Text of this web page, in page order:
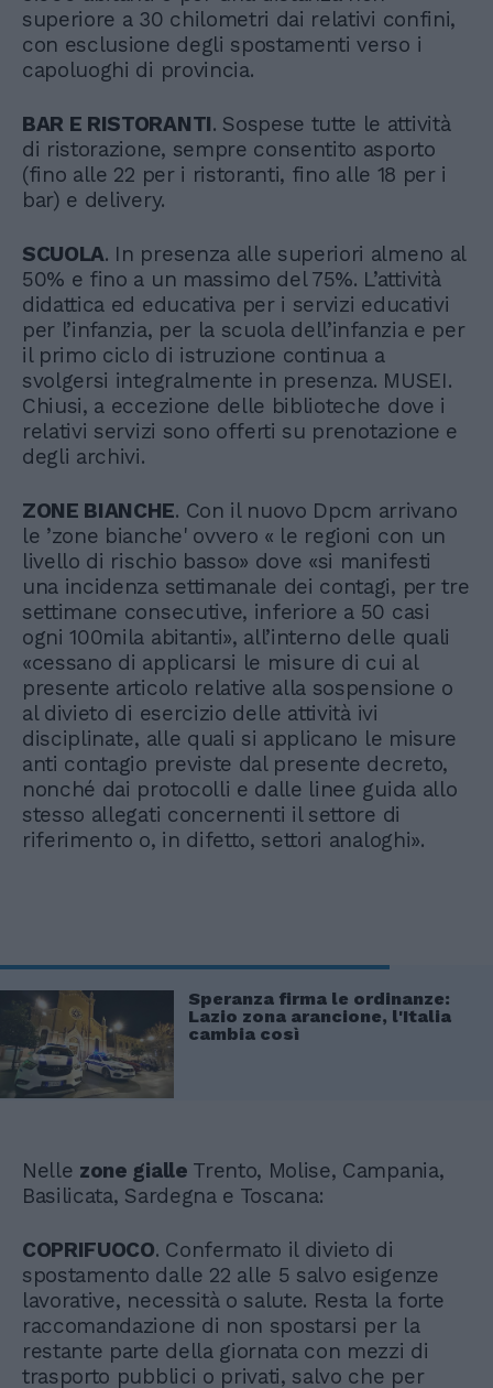
superiore a 30 chilometri dai relativi confini,
con esclusione degli spostamenti verso i
capoluoghi di provincia.
BAR E RISTORANTI. Sospese tutte le attività
di ristorazione, sempre consentito asporto
(fino alle 22 per i ristoranti, fino alle 18 per i
bar) e delivery.
SCUOLA. In presenza alle superiori almeno al
50% e fino a un massimo del 75%. L’attività
didattica ed educativa per i servizi educativi
per l’infanzia, per la scuola dell’infanzia e per
il primo ciclo di istruzione continua a
svolgersi integralmente in presenza. MUSEI.
Chiusi, a eccezione delle biblioteche dove i
relativi servizi sono offerti su prenotazione e
degli archivi.
ZONE BIANCHE. Con il nuovo Dpcm arrivano
le ’zone bianche' ovvero « le regioni con un
livello di rischio basso» dove «si manifesti
una incidenza settimanale dei contagi, per tre
settimane consecutive, inferiore a 50 casi
ogni 100mila abitanti», all’interno delle quali
«cessano di applicarsi le misure di cui al
presente articolo relative alla sospensione o
al divieto di esercizio delle attività ivi
disciplinate, alle quali si applicano le misure
anti contagio previste dal presente decreto,
nonché dai protocolli e dalle linee guida allo
stesso allegati concernenti il settore di
riferimento o, in difetto, settori analoghi».
Speranza firma le ordinanze:
Lazio zona arancione, l'Italia
cambia così
Nelle zone gialle Trento, Molise, Campania,
Basilicata, Sardegna e Toscana:
COPRIFUOCO. Confermato il divieto di
spostamento dalle 22 alle 5 salvo esigenze
lavorative, necessità o salute. Resta la forte
raccomandazione di non spostarsi per la
restante parte della giornata con mezzi di
trasporto pubblici o privati, salvo che per